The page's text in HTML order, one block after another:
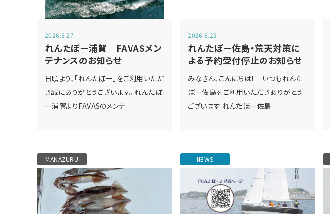
2026.6.27
れんたぼー浦賀 FAVASメン
テナンスのお知らせ
日頃より、「れんたぼー」をご利用いただ
き誠にありがとうございます。 れんたぼ
ー浦賀よりFAVASのメンテ
2026.6.25
れんたぼー佐島・荒天対策に
よる予約受付停止のお知らせ
みなさん、こんにちは！ いつもれんた
ぼー佐島をご利用いただきありがとう
ございます れんたぼー佐島
MANAZURU NEWS